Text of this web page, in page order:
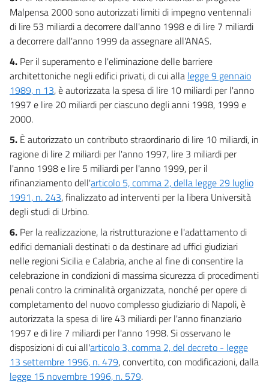
Malpensa 2000 sono autorizzati limiti di impegno ventennali
di lire 53 miliardi a decorrere dall'anno 1998 e di lire 7 miliardi
a decorrere dall'anno 1999 da assegnare all'ANAS.
4. Per il superamento e l'eliminazione delle barriere
architettoniche negli edifici privati, di cui alla legge 9 gennaio
1989, n 13, è autorizzata la spesa di lire 10 miliardi per l'anno
1997 e lire 20 miliardi per ciascuno degli anni 1998, 1999 e
2000.
5. È autorizzato un contributo straordinario di lire 10 miliardi, in
ragione di lire 2 miliardi per l'anno 1997, lire 3 miliardi per
l'anno 1998 e lire 5 miliardi per l'anno 1999, per il
rifinanziamento dell'articolo 5, comma 2, della legge 29 luglio
1991, n. 243, finalizzato ad interventi per la libera Università
degli studi di Urbino.
6. Per la realizzazione, la ristrutturazione e l'adattamento di
edifici demaniali destinati o da destinare ad uffici giudiziari
nelle regioni Sicilia e Calabria, anche al fine di consentire la
celebrazione in condizioni di massima sicurezza di procedimenti
penali contro la criminalità organizzata, nonché per opere di
completamento del nuovo complesso giudiziario di Napoli, è
autorizzata la spesa di lire 43 miliardi per l'anno finanziario
1997 e di lire 7 miliardi per l'anno 1998. Si osservano le
disposizioni di cui all'articolo 3, comma 2, del decreto - legge
13 settembre 1996, n. 479, convertito, con modificazioni, dalla
legge 15 novembre 1996, n. 579.